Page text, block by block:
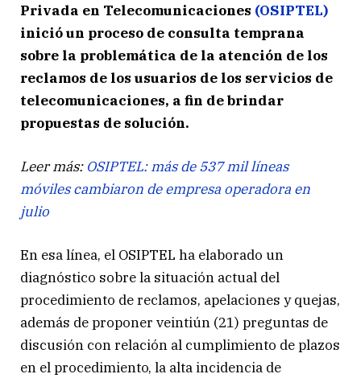
Privada en Telecomunicaciones (OSIPTEL)
inició un proceso de consulta temprana
sobre la problemática de la atención de los
reclamos de los usuarios de los servicios de
telecomunicaciones, a fin de brindar
propuestas de solución.
Leer más: OSIPTEL: más de 537 mil líneas
móviles cambiaron de empresa operadora en
julio
En esa línea, el OSIPTEL ha elaborado un
diagnóstico sobre la situación actual del
procedimiento de reclamos, apelaciones y quejas,
además de proponer veintiún (21) preguntas de
discusión con relación al cumplimiento de plazos
en el procedimiento, la alta incidencia de